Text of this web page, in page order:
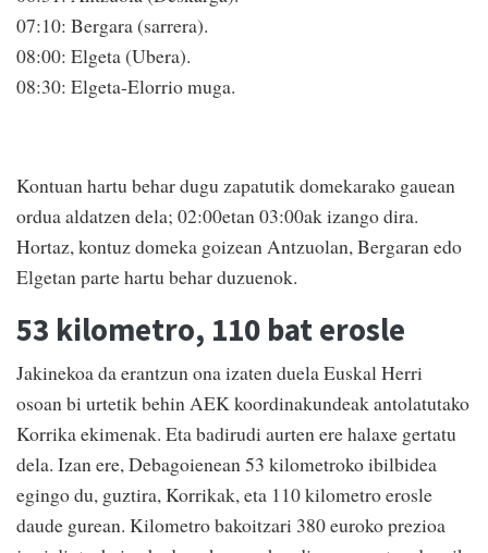
07:10: Bergara (sarrera).
08:00: Elgeta (Ubera).
08:30: Elgeta-Elorrio muga.
Kontuan hartu behar dugu zapatutik domekarako gauean
ordua aldatzen dela; 02:00etan 03:00ak izango dira.
Hortaz, kontuz domeka goizean Antzuolan, Bergaran edo
Elgetan parte hartu behar duzuenok.
53 kilometro, 110 bat erosle
Jakinekoa da erantzun ona izaten duela Euskal Herri
osoan bi urtetik behin AEK koordinakundeak antolatutako
Korrika ekimenak. Eta badirudi aurten ere halaxe gertatu
dela. Izan ere, Debagoienean 53 kilometroko ibilbidea
egingo du, guztira, Korrikak, eta 110 kilometro erosle
daude gurean. Kilometro bakoitzari 380 euroko prezioa